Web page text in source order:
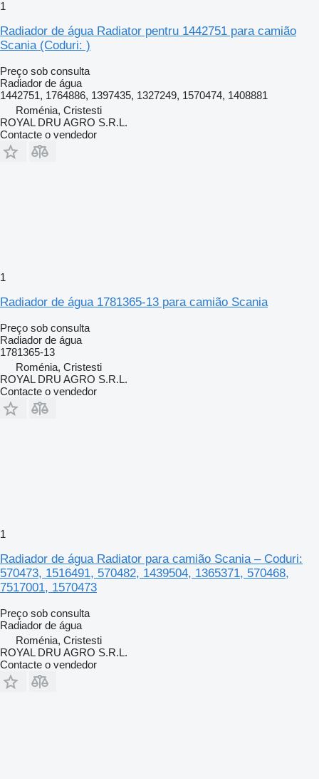
1
Radiador de água Radiator pentru 1442751 para camião
Scania (Coduri: )
Preço sob consulta
Radiador de água
1442751, 1764886, 1397435, 1327249, 1570474, 1408881
Roménia, Cristesti
ROYAL DRU AGRO S.R.L.
Contacte o vendedor
1
Radiador de água 1781365-13 para camião Scania
Preço sob consulta
Radiador de água
1781365-13
Roménia, Cristesti
ROYAL DRU AGRO S.R.L.
Contacte o vendedor
1
Radiador de água Radiator para camião Scania – Coduri:
570473, 1516491, 570482, 1439504, 1365371, 570468,
7517001, 1570473
Preço sob consulta
Radiador de água
Roménia, Cristesti
ROYAL DRU AGRO S.R.L.
Contacte o vendedor